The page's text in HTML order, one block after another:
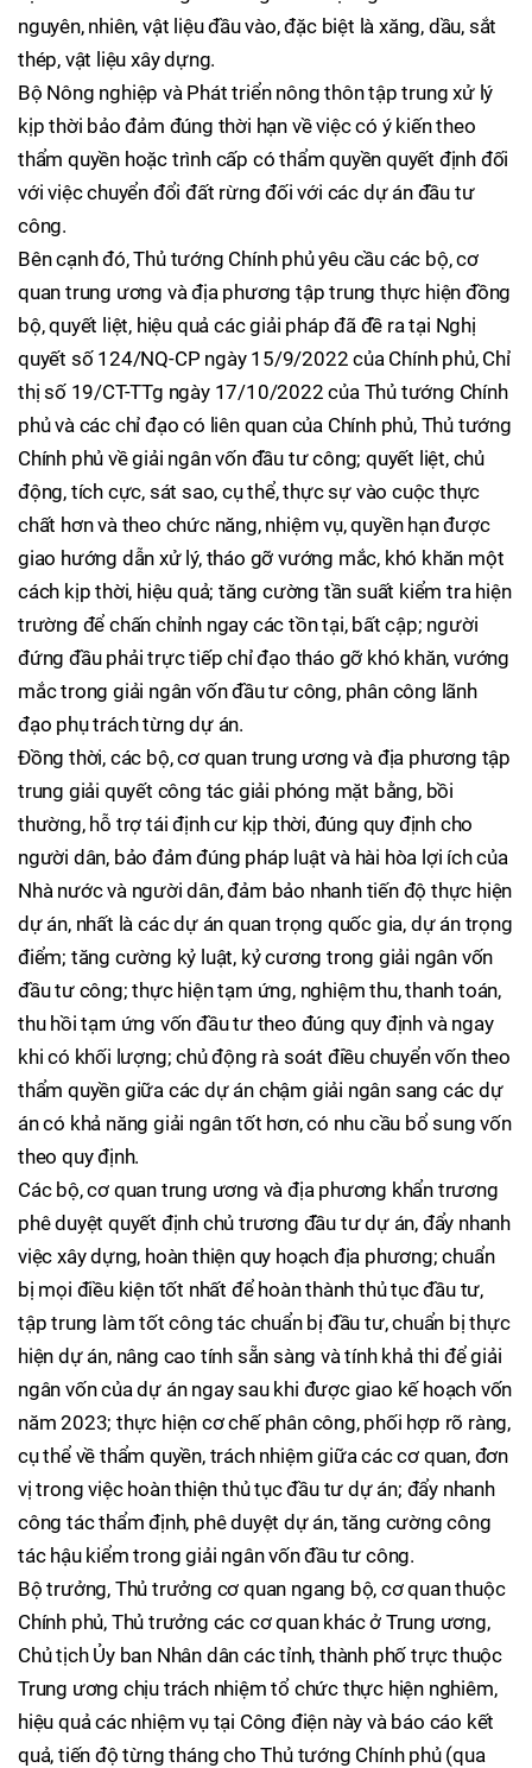
nguyên, nhiên, vật liệu đầu vào, đặc biệt là xăng, dầu, sắt
thép, vật liệu xây dựng.
Bộ Nông nghiệp và Phát triển nông thôn tập trung xử lý
kịp thời bảo đảm đúng thời hạn về việc có ý kiến theo
thẩm quyền hoặc trình cấp có thẩm quyền quyết định đối
với việc chuyển đổi đất rừng đối với các dự án đầu tư
công.
Bên cạnh đó, Thủ tướng Chính phủ yêu cầu các bộ, cơ
quan trung ương và địa phương tập trung thực hiện đồng
bộ, quyết liệt, hiệu quả các giải pháp đã đề ra tại Nghị
quyết số 124/NQ-CP ngày 15/9/2022 của Chính phủ, Chỉ
thị số 19/CT-TTg ngày 17/10/2022 của Thủ tướng Chính
phủ và các chỉ đạo có liên quan của Chính phủ, Thủ tướng
Chính phủ về giải ngân vốn đầu tư công; quyết liệt, chủ
động, tích cực, sát sao, cụ thể, thực sự vào cuộc thực
chất hơn và theo chức năng, nhiệm vụ, quyền hạn được
giao hướng dẫn xử lý, tháo gỡ vướng mắc, khó khăn một
cách kịp thời, hiệu quả; tăng cường tần suất kiểm tra hiện
trường để chấn chỉnh ngay các tồn tại, bất cập; người
đứng đầu phải trực tiếp chỉ đạo tháo gỡ khó khăn, vướng
mắc trong giải ngân vốn đầu tư công, phân công lãnh
đạo phụ trách từng dự án.
Đồng thời, các bộ, cơ quan trung ương và địa phương tập
trung giải quyết công tác giải phóng mặt bằng, bồi
thường, hỗ trợ tái định cư kịp thời, đúng quy định cho
người dân, bảo đảm đúng pháp luật và hài hòa lợi ích của
Nhà nước và người dân, đảm bảo nhanh tiến độ thực hiện
dự án, nhất là các dự án quan trọng quốc gia, dự án trọng
điểm; tăng cường kỷ luật, kỷ cương trong giải ngân vốn
đầu tư công; thực hiện tạm ứng, nghiệm thu, thanh toán,
thu hồi tạm ứng vốn đầu tư theo đúng quy định và ngay
khi có khối lượng; chủ động rà soát điều chuyển vốn theo
thẩm quyền giữa các dự án chậm giải ngân sang các dự
án có khả năng giải ngân tốt hơn, có nhu cầu bổ sung vốn
theo quy định.
Các bộ, cơ quan trung ương và địa phương khẩn trương
phê duyệt quyết định chủ trương đầu tư dự án, đẩy nhanh
việc xây dựng, hoàn thiện quy hoạch địa phương; chuẩn
bị mọi điều kiện tốt nhất để hoàn thành thủ tục đầu tư,
tập trung làm tốt công tác chuẩn bị đầu tư, chuẩn bị thực
hiện dự án, nâng cao tính sẵn sàng và tính khả thi để giải
ngân vốn của dự án ngay sau khi được giao kế hoạch vốn
năm 2023; thực hiện cơ chế phân công, phối hợp rõ ràng,
cụ thể về thẩm quyền, trách nhiệm giữa các cơ quan, đơn
vị trong việc hoàn thiện thủ tục đầu tư dự án; đẩy nhanh
công tác thẩm định, phê duyệt dự án, tăng cường công
tác hậu kiểm trong giải ngân vốn đầu tư công.
Bộ trưởng, Thủ trưởng cơ quan ngang bộ, cơ quan thuộc
Chính phủ, Thủ trưởng các cơ quan khác ở Trung ương,
Chủ tịch Ủy ban Nhân dân các tỉnh, thành phố trực thuộc
Trung ương chịu trách nhiệm tổ chức thực hiện nghiêm,
hiệu quả các nhiệm vụ tại Công điện này và báo cáo kết
quả, tiến độ từng tháng cho Thủ tướng Chính phủ (qua